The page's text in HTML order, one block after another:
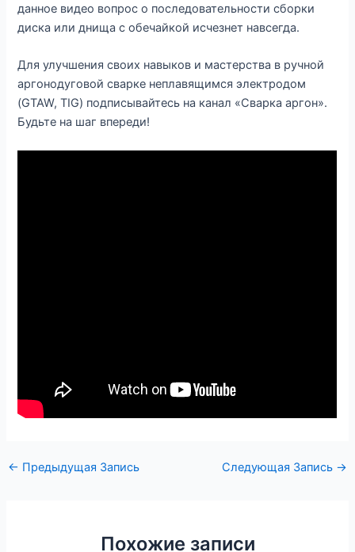
данное видео вопрос о последовательности сборки
диска или днища с обечайкой исчезнет навсегда.
Для улучшения своих навыков и мастерства в ручной
аргонодуговой сварке неплавящимся электродом
(GTAW, TIG) подписывайтесь на канал «Сварка аргон».
Будьте на шаг впереди!
← Предыдущая Запись Следующая Запись →
Похожие записи